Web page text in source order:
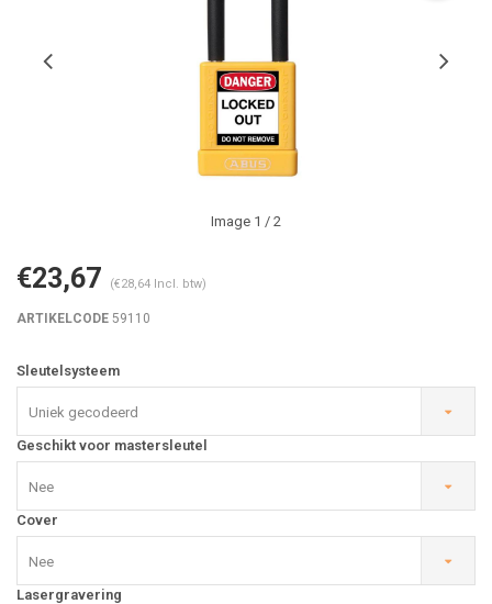
Image 1 / 2
€23,67 (€28,64 Incl. btw)
ARTIKELCODE 59110
Sleutelsysteem
Uniek gecodeerd
Geschikt voor mastersleutel
Nee
Cover
Nee
Lasergravering